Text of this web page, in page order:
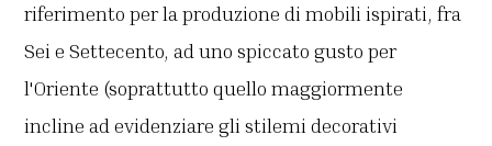
riferimento per la produzione di mobili ispirati, fra
Sei e Settecento, ad uno spiccato gusto per
l'Oriente (soprattutto quello maggiormente
incline ad evidenziare gli stilemi decorativi